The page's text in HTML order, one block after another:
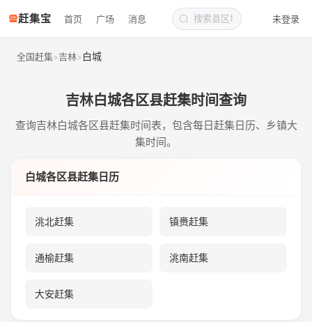
赶集宝 首页 广场 消息 未登录
全国赶集>吉林> 白城
吉林白城各区县赶集时间查询
查询吉林白城各区县赶集时间表，包含每日赶集日历、乡镇大
集时间。
白城各区县赶集日历
洮北赶集 镇赉赶集
通榆赶集 洮南赶集
大安赶集